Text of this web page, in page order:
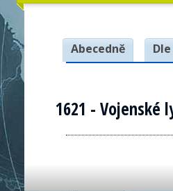
Abecedně
1621 - Vojenské